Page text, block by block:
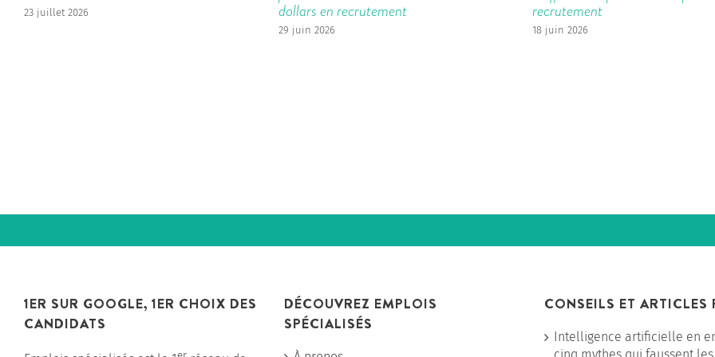
23 juillet 2026 dollars en recrutement
29 juin 2026
recrutement
18 juin 2026
1ER SUR GOOGLE, 1ER CHOIX DES
CANDIDATS
DÉCOUVREZ EMPLOIS
SPÉCIALISÉS
CONSEILS ET ARTICLES
Intelligence artificielle en
cinq mythes qui faussent